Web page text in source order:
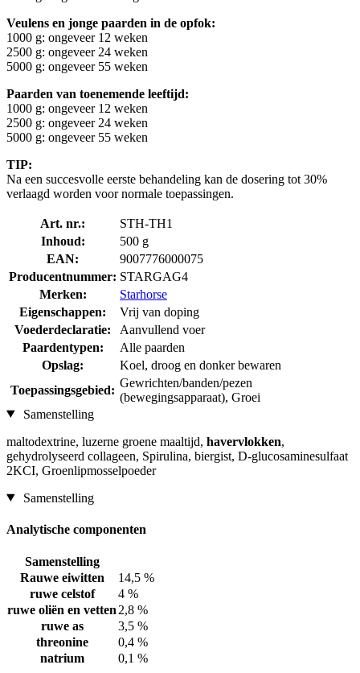
Veulens en jonge paarden in de opfok:
1000 g: ongeveer 12 weken
2500 g: ongeveer 24 weken
5000 g: ongeveer 55 weken
Paarden van toenemende leeftijd:
1000 g: ongeveer 12 weken
2500 g: ongeveer 24 weken
5000 g: ongeveer 55 weken
TIP:
Na een succesvolle eerste behandeling kan de dosering tot 30%
verlaagd worden voor normale toepassingen.
Art. nr.:
STH-TH1
Inhoud:
500 g
EAN:
9007776000075
Producentnummer: STARGAG4
Merken:
Starhorse
Eigenschappen:
Vrij van doping
Voederdeclaratie:
Aanvullend voer
Paardentypen:
Alle paarden
Opslag:
Koel, droog en donker bewaren
Toepassingsgebied:
Gewrichten/banden/pezen
(bewegingsapparaat), Groei
Samenstelling
maltodextrine, luzerne groene maaltijd, havervlokken,
gehydrolyseerd collageen, Spirulina, biergist, D-glucosaminesulfaat
2KCI, Groenlipmosselpoeder
Samenstelling
Analytische componenten
Samenstelling
Rauwe eiwitten
14,5 %
ruwe celstof
4 %
ruwe oliën en vetten 2,8 %
ruwe as
3,5 %
threonine
0,4 %
natrium
0,1 %